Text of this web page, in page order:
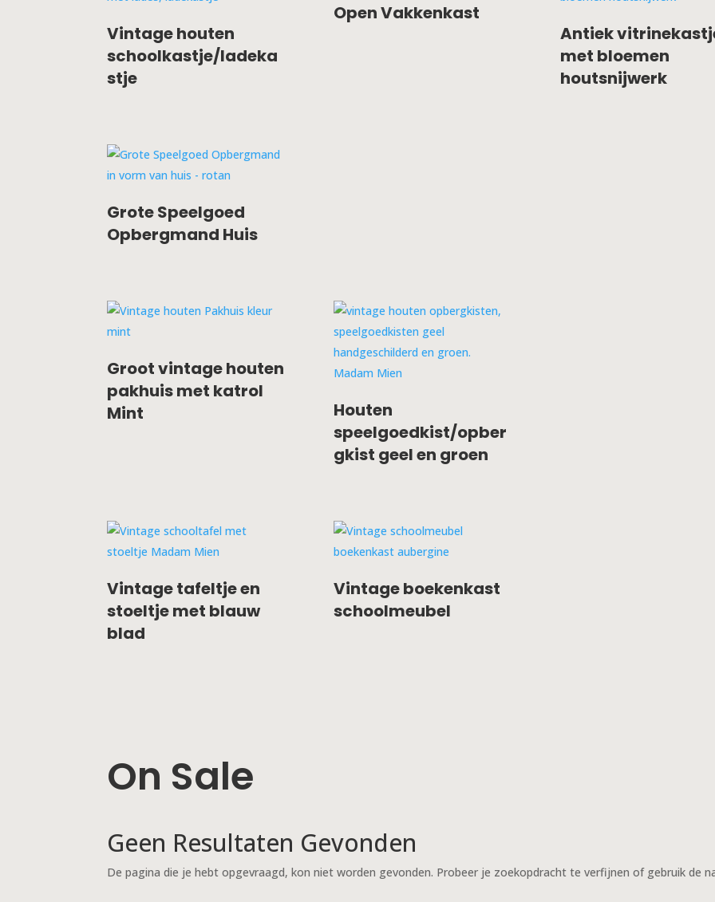
Vintage houten
schoolkastje/ladeka
stje
Open Vakkenkast
Antiek
met bloemen
houtsnijwerk
Grote Speelgoed
Opbergmand Huis
Groot vintage houten
pakhuis met katrol
Mint
Houten
speelgoedkist/opber
gkist geel en groen
Vintage tafeltje en
stoeltje met blauw
blad
Vintage boekenkast
schoolmeubel
On Sale
Geen Resultaten Gevonden
De pagina die je hebt opgevraagd, kon niet worden gevonden. Probeer je zoekopdracht te verfijnen of gebruik de